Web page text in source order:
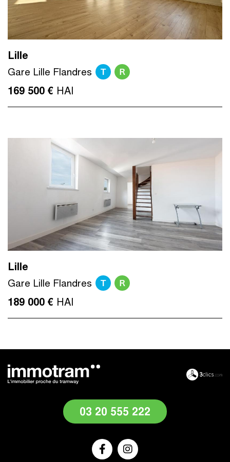
Lille
Gare Lille Flandres T R
169 500 € HAI
Lille
Gare Lille Flandres T R
189 000 € HAI
03 20 555 222